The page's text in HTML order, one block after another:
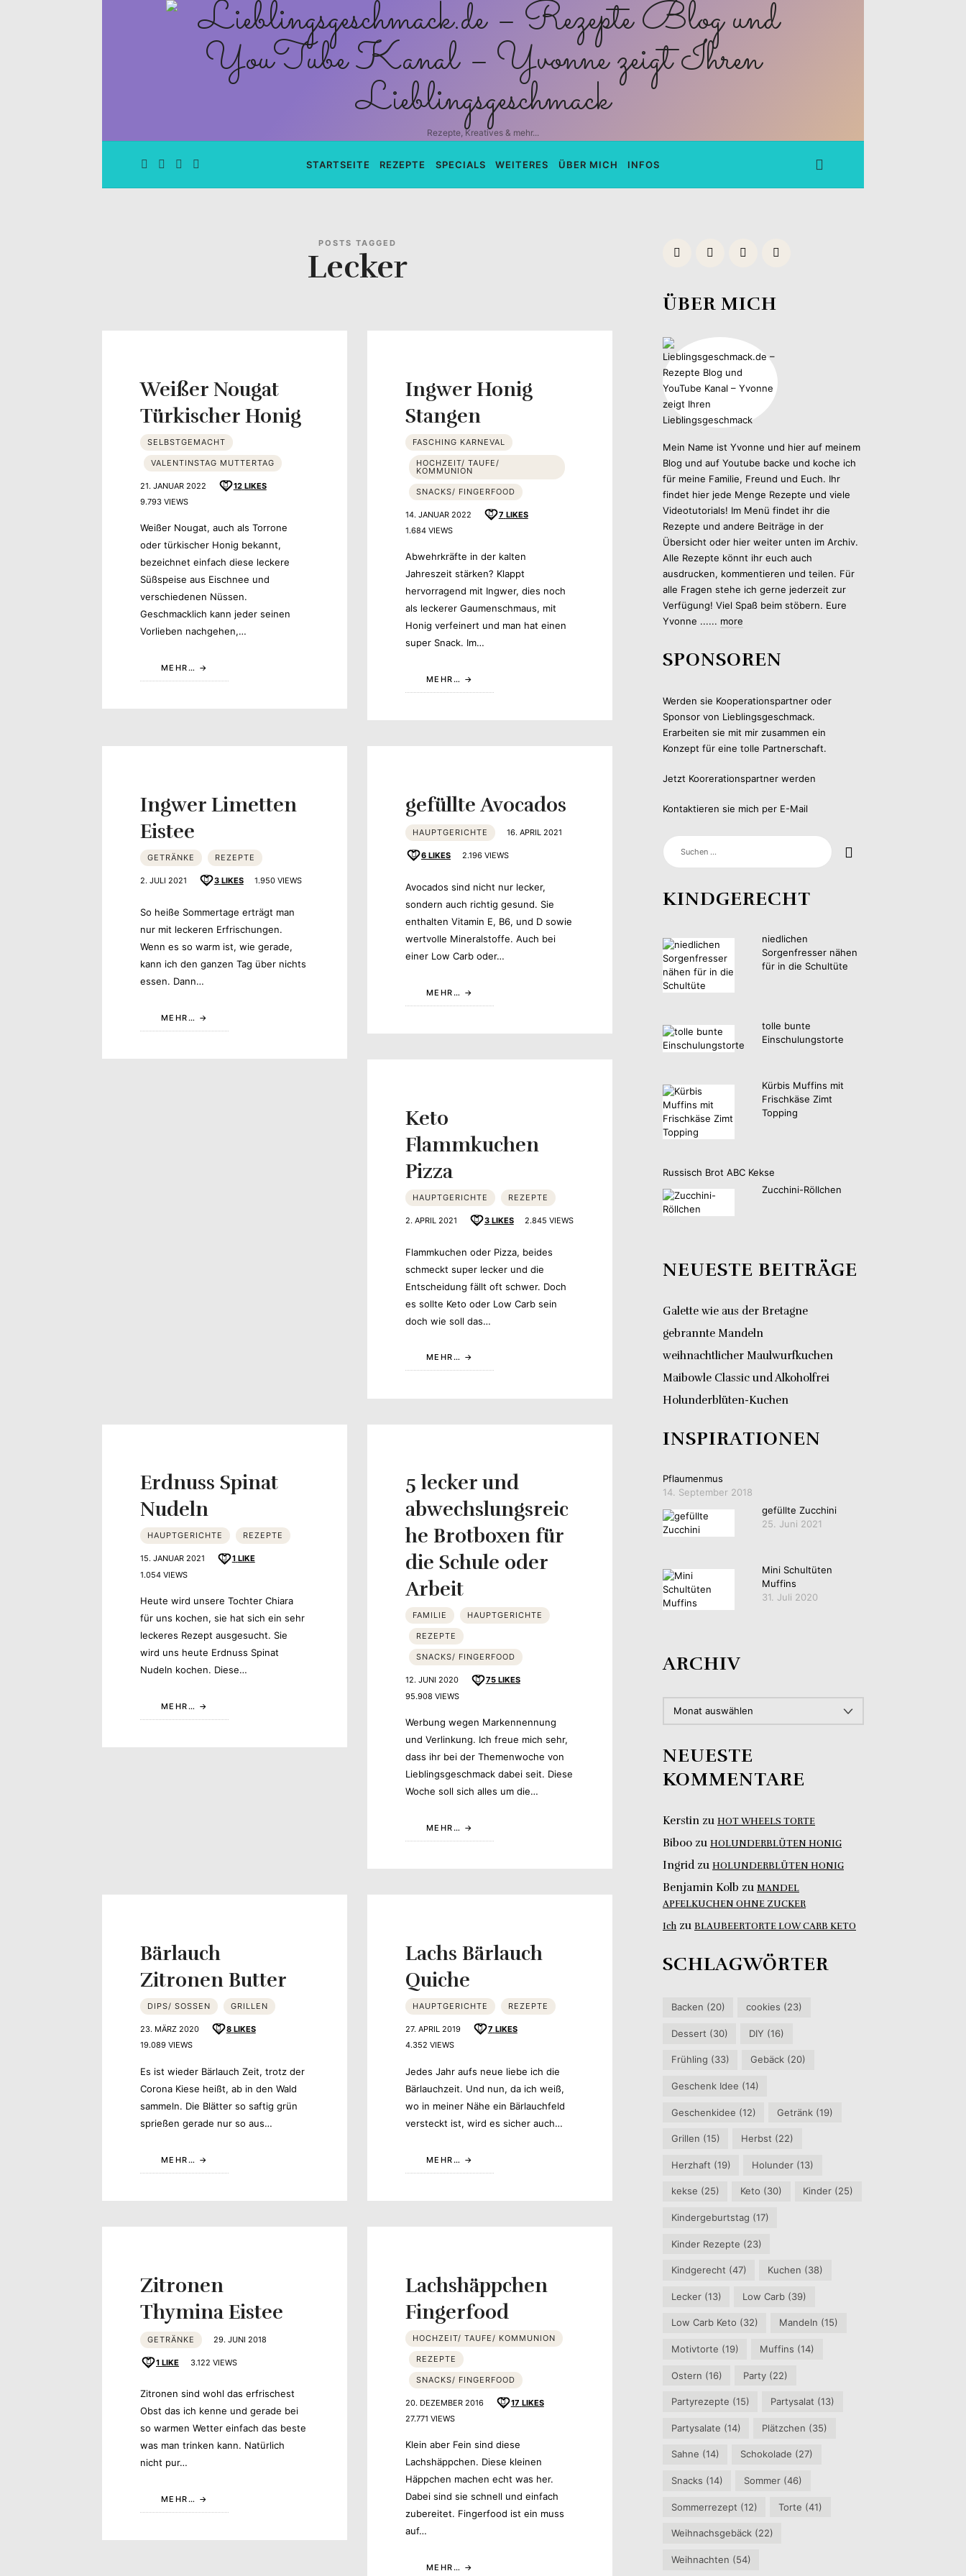
Lieblingsgeschmack.de
Rezepte
Blog
und
zeigt
Ihren
Lieblingsgeschmack
Rezepte, Kreatives & mehr...
STARTSEITE REZEPTE SPECIALS WEITERES ÜBER MICH INFOS
POSTS TAGGED
Lecker
Weißer Nougat
Türkischer Honig
SELBSTGEMACHT
VALENTINSTAG MUTTERTAG
21. JANUAR 2022 12 LIKES
9.793 VIEWS
Weißer Nougat, auch als Torrone
oder türkischer Honig bekannt,
bezeichnet einfach diese leckere
Süßspeise aus Eischnee und
verschiedenen Nüssen.
Geschmacklich kann jeder seinen
Vorlieben nachgehen,…
MEHR…
Ingwer Honig
Stangen
FASCHING KARNEVAL
HOCHZEIT/ TAUFE/
KOMMUNION
SNACKS/ FINGERFOOD
14. JANUAR 2022 7 LIKES
1.684 VIEWS
Abwehrkräfte in der kalten
Jahreszeit stärken? Klappt
hervorragend mit Ingwer, dies noch
als leckerer Gaumenschmaus, mit
Honig verfeinert und man hat einen
super Snack. Im…
MEHR…
Ingwer Limetten
Eistee
GETRÄNKE REZEPTE
2. JULI 2021 3 LIKES 1.950 VIEWS
So heiße Sommertage erträgt man
nur mit leckeren Erfrischungen.
Wenn es so warm ist, wie gerade,
kann ich den ganzen Tag über nichts
essen. Dann…
MEHR…
gefüllte Avocados
HAUPTGERICHTE 16. APRIL 2021
6 LIKES 2.196 VIEWS
Avocados sind nicht nur lecker,
sondern auch richtig gesund. Sie
enthalten Vitamin E, B6, und D sowie
wertvolle Mineralstoffe. Auch bei
einer Low Carb oder…
MEHR…
Keto
Flammkuchen
Pizza
HAUPTGERICHTE REZEPTE
2. APRIL 2021 3 LIKES 2.845 VIEWS
Flammkuchen oder Pizza, beides
schmeckt super lecker und die
Entscheidung fällt oft schwer. Doch
es sollte Keto oder Low Carb sein
doch wie soll das…
MEHR…
Erdnuss Spinat
Nudeln
HAUPTGERICHTE REZEPTE
15. JANUAR 2021 1 LIKE
1.054 VIEWS
Heute wird unsere Tochter Chiara
für uns kochen, sie hat sich ein sehr
leckeres Rezept ausgesucht. Sie
wird uns heute Erdnuss Spinat
Nudeln kochen. Diese…
MEHR…
5 lecker und
abwechslungsreic
he Brotboxen für
die Schule oder
Arbeit
FAMILIE HAUPTGERICHTE
REZEPTE
SNACKS/ FINGERFOOD
12. JUNI 2020 75 LIKES
95.908 VIEWS
Werbung wegen Markennennung
und Verlinkung. Ich freue mich sehr,
dass ihr bei der Themenwoche von
Lieblingsgeschmack dabei seit. Diese
Woche soll sich alles um die…
MEHR…
Bärlauch
Zitronen Butter
DIPS/ SOSSEN GRILLEN
23. MÄRZ 2020 8 LIKES
19.089 VIEWS
Es ist wieder Bärlauch Zeit, trotz der
Corona Kiese heißt, ab in den Wald
sammeln. Die Blätter so saftig grün
sprießen gerade nur so aus…
MEHR…
Lachs Bärlauch
Quiche
HAUPTGERICHTE REZEPTE
27. APRIL 2019 7 LIKES
4.352 VIEWS
Jedes Jahr aufs neue liebe ich die
Bärlauchzeit. Und nun, da ich weiß,
wo in meiner Nähe ein Bärlauchfeld
versteckt ist, wird es sicher auch…
MEHR…
Zitronen
Thymina Eistee
GETRÄNKE 29. JUNI 2018
1 LIKE 3.122 VIEWS
Zitronen sind wohl das erfrischest
Obst das ich kenne und gerade bei
so warmen Wetter einfach das beste
was man trinken kann. Natürlich
nicht pur…
MEHR…
Lachshäppchen
Fingerfood
HOCHZEIT/ TAUFE/ KOMMUNION
REZEPTE
SNACKS/ FINGERFOOD
20. DEZEMBER 2016 17 LIKES
27.771 VIEWS
Klein aber Fein sind diese
Lachshäppchen. Diese kleinen
Häppchen machen echt was her.
Dabei sind sie schnell und einfach
zubereitet. Fingerfood ist ein muss
auf…
MEHR…
ÜBER MICH
Mein Name ist Yvonne und hier auf meinem
Blog und auf Youtube backe und koche ich
für meine Familie, Freund und Euch. Ihr
findet hier jede Menge Rezepte und viele
Videotutorials! Im Menü findet ihr die
Rezepte und andere Beiträge in der
Übersicht oder hier weiter unten im Archiv.
Alle Rezepte könnt ihr euch auch
ausdrucken, kommentieren und teilen. Für
alle Fragen stehe ich gerne jederzeit zur
Verfügung! Viel Spaß beim stöbern. Eure
Yvonne ...... more
SPONSOREN
Werden sie Kooperationspartner oder
Sponsor von Lieblingsgeschmack.
Erarbeiten sie mit mir zusammen ein
Konzept für eine tolle Partnerschaft.
Jetzt Koorerationspartner werden
Kontaktieren sie mich per E-Mail
SUCHEN
NACH:
KINDGERECHT
niedlichen
Sorgenfresser nähen
für in die Schultüte
tolle bunte
Einschulungstorte
Kürbis Muffins mit
Frischkäse Zimt
Topping
Russisch Brot ABC Kekse
Zucchini-Röllchen
NEUESTE BEITRÄGE
Galette wie aus der Bretagne
gebrannte Mandeln
weihnachtlicher Maulwurfkuchen
Maibowle Classic und Alkoholfrei
Holunderblüten-Kuchen
INSPIRATIONEN
Pflaumenmus
14. September 2018
gefüllte Zucchini
25. Juni 2021
Mini Schultüten
Muffins
31. Juli 2020
ARCHIV
NEUESTE
KOMMENTARE
Kerstin zu HOT WHEELS TORTE
Biboo zu HOLUNDERBLÜTEN HONIG
Ingrid zu HOLUNDERBLÜTEN HONIG
Benjamin Kolb zu MANDEL
APFELKUCHEN OHNE ZUCKER
Ich zu BLAUBEERTORTE LOW CARB KETO
SCHLAGWÖRTER
Backen (20) cookies (23)
Dessert (30) DIY (16)
Frühling (33) Gebäck (20)
Geschenk Idee (14)
Geschenkidee (12) Getränk (19)
Grillen (15) Herbst (22)
Herzhaft (19) Holunder (13)
kekse (25) Keto (30) Kinder (25)
Kindergeburtstag (17)
Kinder Rezepte (23)
Kindgerecht (47) Kuchen (38)
Lecker(13) Low Carb (39)
Low Carb Keto (32) Mandeln (15)
Motivtorte (19) Muffins (14)
Ostern (16) Party (22)
Partyrezepte (15) Partysalat (13)
Partysalate (14) Plätzchen (35)
Sahne (14) Schokolade (27)
Snacks (14) Sommer (46)
Sommerrezept (12) Torte (41)
Weihnachsgebäck(22)
Weihnachten (54)